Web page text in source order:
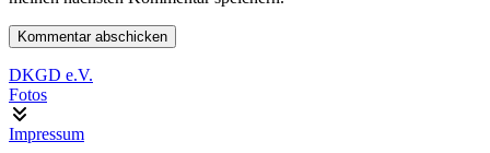
Kommentieren
ein
zum
Kommentieren
ein
(optional)
DKGD e.V.
Fotos
Impressum